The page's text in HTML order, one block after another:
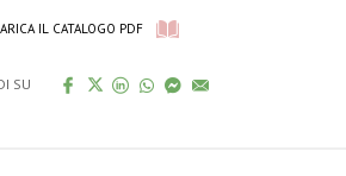
IL CATALOGO PDF
SU